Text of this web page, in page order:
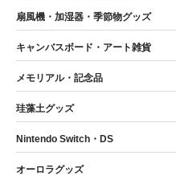
扇風機・加湿器・季節物グッズ
キャンバスボード・アート雑貨
メモリアル・記念品
珪藻土グッズ
Nintendo Switch・DS
オーロラグッズ